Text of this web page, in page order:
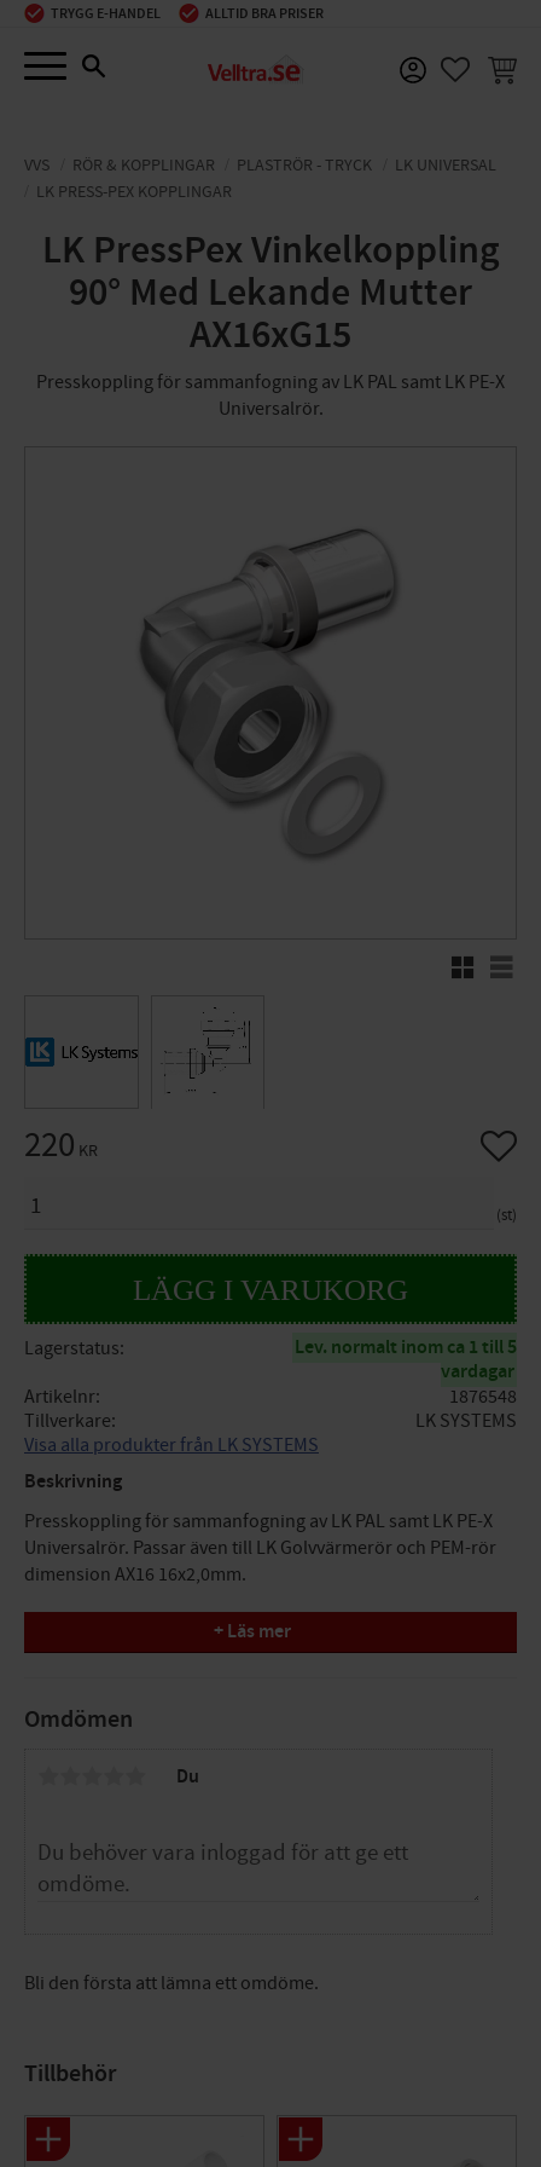
Meny
TRYGG E-HANDEL ALLTID BRA PRISER
VVS RÖR & KOPPLINGAR PLASTRÖR - TRYCK
LK UNIVERSAL
LK PRESS-PEX KOPPLINGAR
LK PressPex Vinkelkoppling
90° Med Lekande Mutter
AX16xG15
Presskoppling för sammanfogning av LK PAL samt LK PE-X
Universalrör.
Rutnätsvy
220 KR
st
Lägg
Lagerstatus
Lev. normalt inom ca 1 till 5
vardagar
Artikelnr
1876548
Tillverkare
LK SYSTEMS
Visa alla produkter från LK SYSTEMS
Beskrivning
Presskoppling för sammanfogning av LK PAL samt LK PE-X
Universalrör. Passar även till LK Golvvärmerör och PEM-rör
dimension AX16 16x2,0mm.
Specifikationer
Dimension: AX16mm x G15 x 90°
Funktion: pressfog tappvatten/värme/kyla
Standard: pressverktyg LK
Övrig info: med läckageindikering opressad
Material anslutning 1: Mässing
Ytskydd anslutning 1: Förnicklad
Materialkvalitet anslutning 2: Mässing
avzinkningshärdig (DZR)
Ytskydd anslutning 2: Förnicklad
Ytbehandling anslutning 2: Obehandlad
+ Läs mer
Omdömen
Du
Bli den första att lämna ett omdöme.
Tillbehör